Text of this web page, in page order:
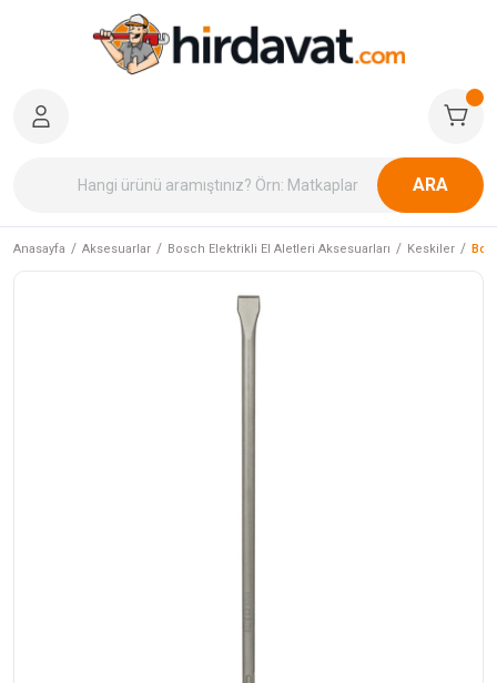
ARA
Anasayfa Aksesuarlar Bosch Elektrikli El Aletleri Aksesuarları Keskiler